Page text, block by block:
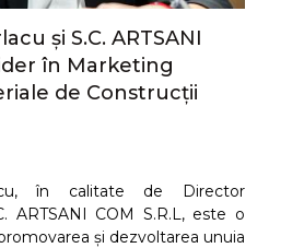
și S.C. ARTSANI
în Marketing
de Construcții
în calitate de Director
ARTSANI COM S.R.L, este o
și dezvoltarea unuia